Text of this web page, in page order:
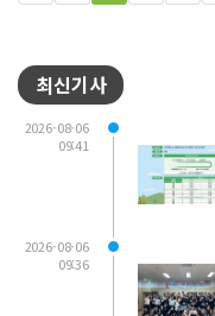
최신기사
2026-08-06
09:41
2026-08-06
09:36